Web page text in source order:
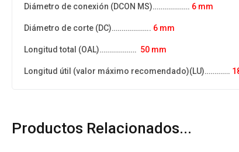
Diámetro de conexión (DCON MS)………………. 6 mm
Diámetro de corte (DC)……………….. 6 mm
Longitud total (OAL)………………. 50 mm
Longitud útil (valor máximo recomendado)​(LU)………….
Productos Relacionados...